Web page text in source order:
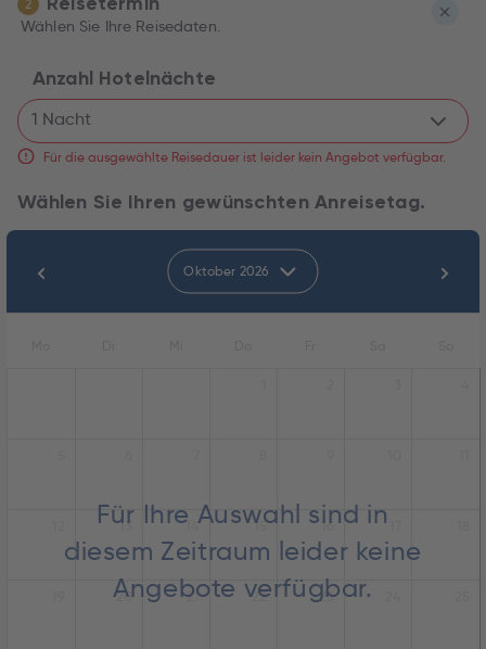
2
Wählen Sie Ihre Reisedaten.
Anzahl Hotelnächte
1 Nacht
Für die ausgewählte Reisedauer ist leider kein Angebot verfügbar.
Wählen Sie Ihren gewünschten Anreisetag.
Oktober 2026
Für Ihre Auswahl sind in
diesem Zeitraum leider keine
Angebote verfügbar.
13 14 15 16
20 21 22 23